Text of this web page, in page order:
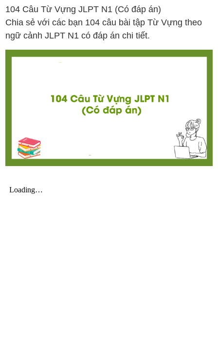
104 Câu Từ Vựng JLPT N1 (Có đáp án)
Chia sẻ với các bạn 104 câu bài tập Từ Vựng theo
ngữ cảnh JLPT N1 có đáp án chi tiết.